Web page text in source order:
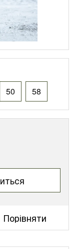
50 58
Порівняти